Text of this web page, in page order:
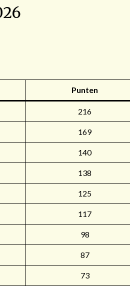
Punten
216
169
140
138
125
117
98
87
73